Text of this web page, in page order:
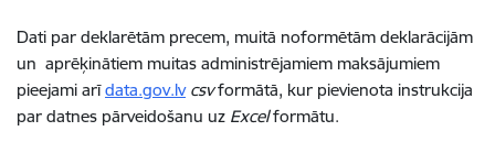
Dati par deklarētām precem, muitā noformētām deklarācijām
un aprēķinātiem muitas administrējamiem maksājumiem
pieejami arīdata.gov.lv csvformātā, kur pievienota instrukcija
par datnes pārveidošanu uz Excelformātu.